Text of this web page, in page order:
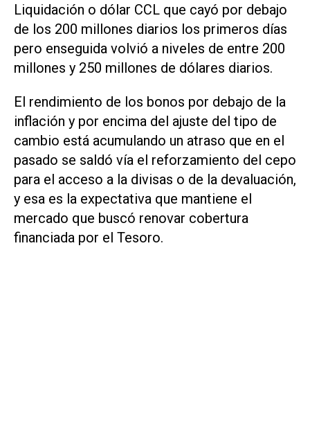
Liquidación o dólar CCL que cayó por debajo
de los 200 millones diarios los primeros días
pero enseguida volvió a niveles de entre 200
millones y 250 millones de dólares diarios.
El rendimiento de los bonos por debajo de la
inflación y por encima del ajuste del tipo de
cambio está acumulando un atraso que en el
pasado se saldó vía el reforzamiento del cepo
para el acceso a la divisas o de la devaluación,
y esa es la expectativa que mantiene el
mercado que buscó renovar cobertura
financiada por el Tesoro.